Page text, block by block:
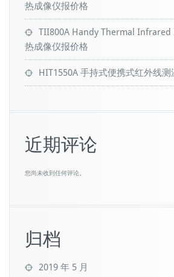
热成像仪报价格
TII800A Handy Thermal
热成像仪报价格
HIT1550A 手持式便携式红外线测
近期评论
您尚未收到任何评论。
归档
2019 年 5 月